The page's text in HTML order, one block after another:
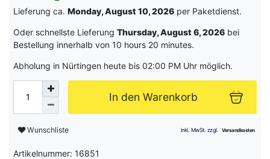
Lieferung ca. Monday, August 10, 2026 per Paketdienst.
Oder schnellste Lieferung Thursday, August 6, 2026 bei
Bestellung innerhalb von 10 hours 20 minutes.
Abholung in Nürtingen heute bis 02:00 PM Uhr möglich.
In den Warenkorb
Wunschliste
Artikelnummer: 16851